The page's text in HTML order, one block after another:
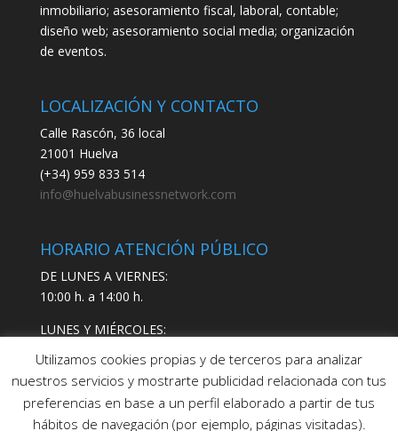
inmobiliario; asesoramiento fiscal, laboral, contable;
diseño web; asesoramiento social media; organización
de eventos.
LOCALIZACIÓN Y CONTACTO
Calle Rascón, 36 local
21001 Huelva
(+34) 959 833 514
info@huelvabusinessnetwork.com
HORARIO ATENCIÓN PÚBLICO
DE LUNES A VIERNES:
10:00 h. a 14:00 h.
LUNES Y MIÉRCOLES:
Utilizamos cookies propias y de terceros para analizar
nuestros servicios y mostrarte publicidad relacionada con tus
preferencias en base a un perfil elaborado a partir de tus
hábitos de navegación (por ejemplo, páginas visitadas).